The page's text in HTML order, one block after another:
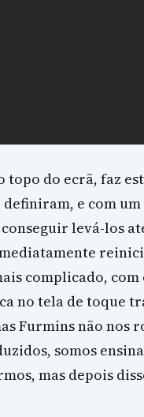
do ecrã, faz
e com
levá-los
complicado,
no tela de toque
Furmins não nos
somos
mas depois